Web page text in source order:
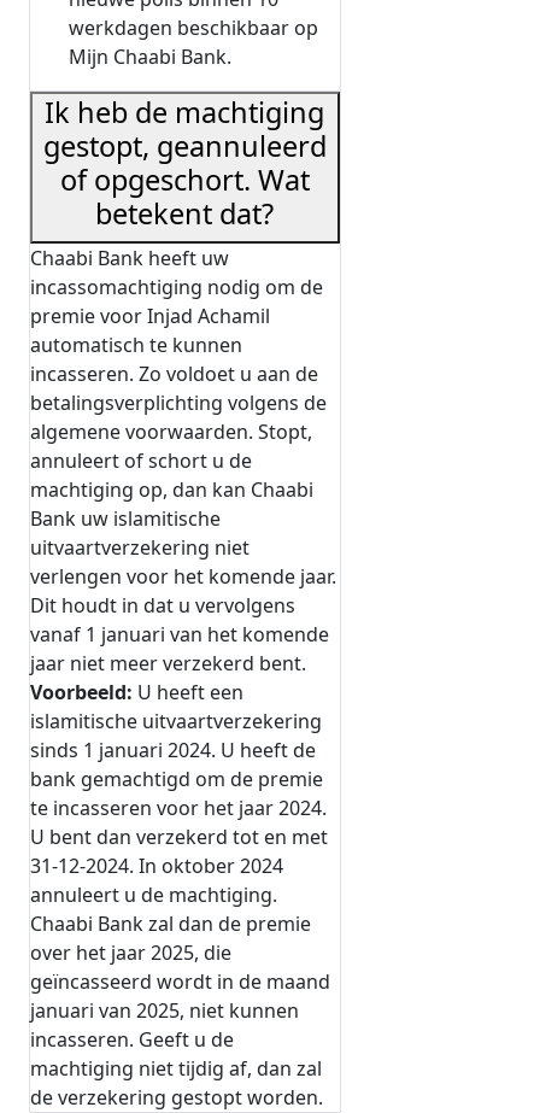
werkdagen beschikbaar op
Mijn Chaabi Bank.
Ik heb de machtiging
gestopt, geannuleerd
of opgeschort. Wat
betekent dat?
Chaabi Bank heeft uw
incassomachtiging nodig om de
premie voor Injad Achamil
automatisch te kunnen
incasseren. Zo voldoet u aan de
betalingsverplichting volgens de
algemene voorwaarden. Stopt,
annuleert of schort u de
machtiging op, dan kan Chaabi
Bank uw islamitische
uitvaartverzekering niet
verlengen voor het komende jaar.
Dit houdt in dat u vervolgens
vanaf 1 januari van het komende
jaar niet meer verzekerd bent.
Voorbeeld: U heeft een
islamitische uitvaartverzekering
sinds 1 januari 2024. U heeft de
bank gemachtigd om de premie
te incasseren voor het jaar 2024.
U bent dan verzekerd tot en met
31-12-2024. In oktober 2024
annuleert u de machtiging.
Chaabi Bank zal dan de premie
over het jaar 2025, die
geïncasseerd wordt in de maand
januari van 2025, niet kunnen
incasseren. Geeft u de
machtiging niet tijdig af, dan zal
de verzekering gestopt worden.